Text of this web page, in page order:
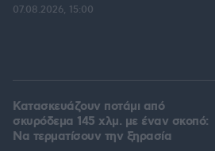
07.08.2026, 15:00
Κατασκευάζουν ποτάμι από
σκυρόδεμα 145 χλμ. με έναν σκοπό:
Να τερματίσουν την ξηρασία